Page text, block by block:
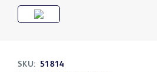
SKU:
51814